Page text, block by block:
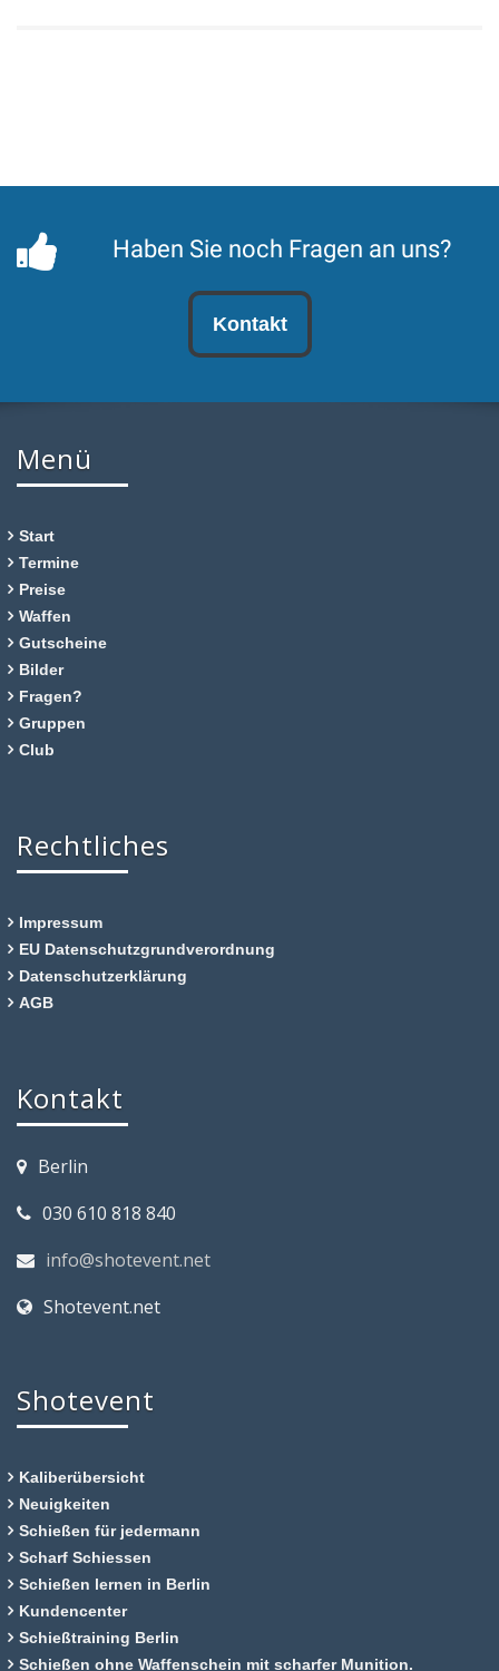
Haben Sie noch Fragen an uns?
Kontakt
Menü
Start
Termine
Preise
Waffen
Gutscheine
Bilder
Fragen?
Gruppen
Club
Rechtliches
Impressum
EU Datenschutzgrundverordnung
Datenschutzerklärung
AGB
Kontakt
Berlin
030 610 818 840
info@shotevent.net
Shotevent.net
Shotevent
Kaliberübersicht
Neuigkeiten
Schießen für jedermann
Scharf Schiessen
Schießen lernen in Berlin
Kundencenter
Schießtraining Berlin
Schießen ohne Waffenschein mit scharfer Munition.